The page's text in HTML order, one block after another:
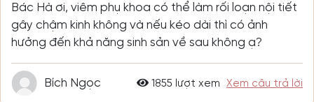
Bác Hà ơi, viêm phụ khoa có thể làm rối loạn nội tiết
gây chậm kinh không và nếu kéo dài thì có ảnh
hưởng đến khả năng sinh sản về sau không ạ?
Bích Ngọc 1855 lượt xem Xem câu trả lời